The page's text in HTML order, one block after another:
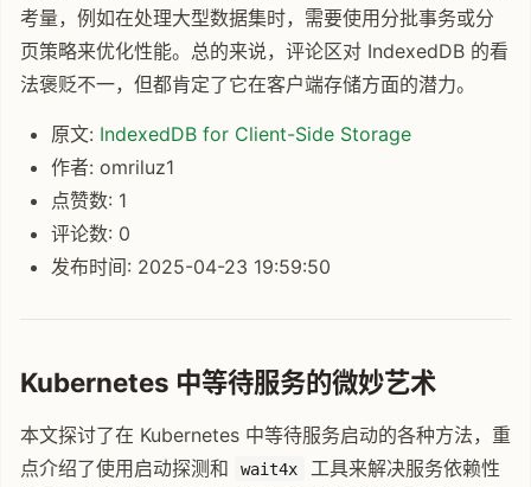
考量，例如在处理大型数据集时，需要使用分批事务或分
页策略来优化性能。总的来说，评论区对 IndexedDB 的看
法褒贬不一，但都肯定了它在客户端存储方面的潜力。
原文: IndexedDB for Client-Side Storage
作者: omriluz1
点赞数: 1
评论数: 0
发布时间: 2025-04-23 19:59:50
Kubernetes 中等待服务的微妙艺术
本文探讨了在 Kubernetes 中等待服务启动的各种方法，重
点介绍了使用启动探测和
wait4x
工具来解决服务依赖性